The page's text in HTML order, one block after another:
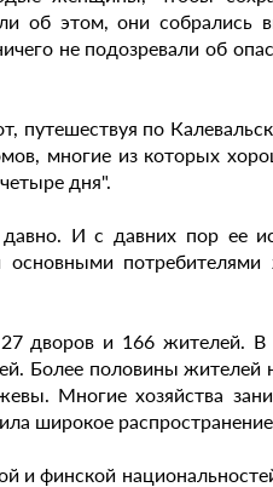
об этом, они собрались
не подозревали об
путешествуя по
многие из которых
дня".
И с давних пор ее
потребителями
дворов и 166 жителей.
Более половины
Многие хозяйства
широкое
и финской